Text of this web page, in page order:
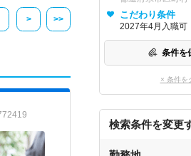
> >> こだわり条件
2027年4月入職可
条件を
× 条件を
検索条件を変更